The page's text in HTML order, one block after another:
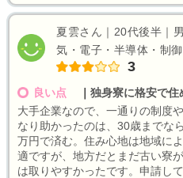
夏雲さん｜20代後半｜
気・電子・半導体・制
3
良い点
独身寮に格安で住
大手企業なので、一通りの制度
なり助かったのは、30歳までな
万円で済む。住み心地は地域に
適ですが、地方だとまだ古い寮
は取りやすかったです。申請し